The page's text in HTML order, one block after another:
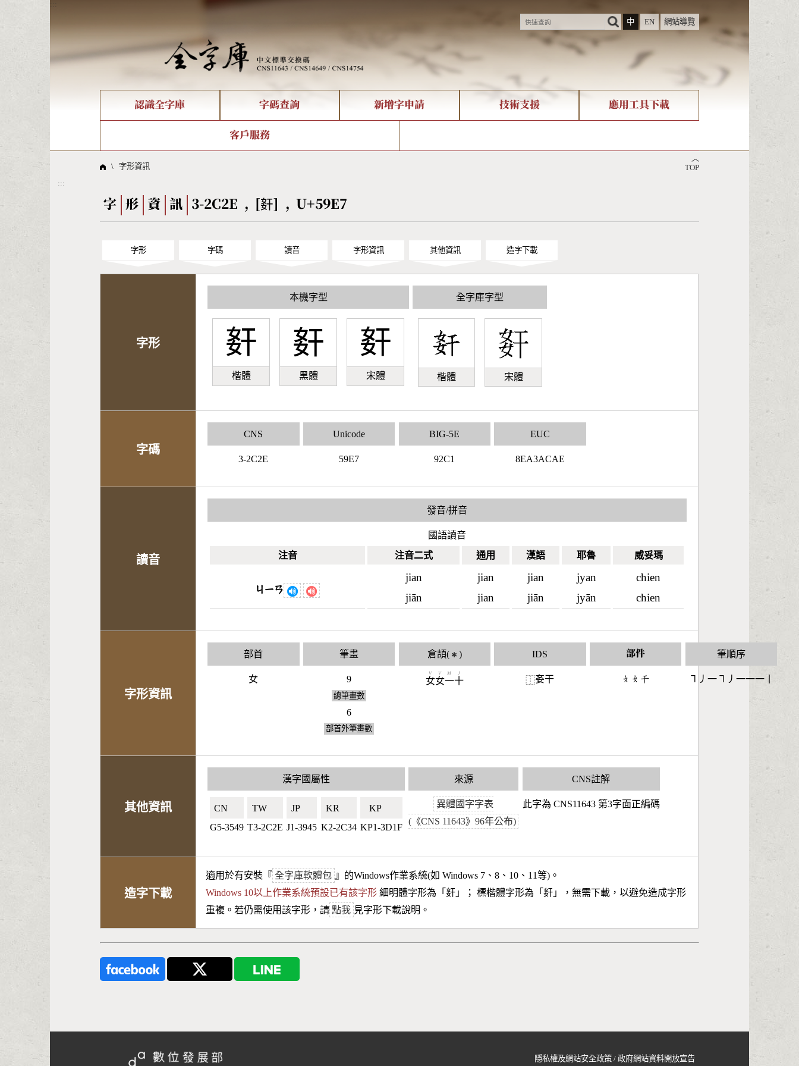
:::
中
EN 網站導覽
認識全字庫
全字庫現況
線上教學
字碼查詢
部件查詢
倉頡查詢
Big5查詢 拼音查詢
新增字申請 技術支援
造字解決方案
應用工具下載
字形下載
客戶服務
問題集
︿
TOP
\ 字形資訊
:::
字 形 資 訊 3-2C2E , [姧] , U+59E7
字形 字碼 讀音 字形資訊 其他資訊 造字下載
字形
本機字型
姧
楷體
姧
黑體
姧
宋體
全字庫字型
楷體 宋體
字碼
CNS
3-2C2E
Unicode
59E7
BIG-5E
92C1
EUC
8EA3ACAE
讀音
發音/拼音
國語讀音
注音
注音二式 通用 漢語 耶魯 威妥瑪
ㄐㄧㄢ
jian
jiān
jian
jian
jian
jiān
jyan
jyān
chien
chien
字形資訊
部首
女
筆畫
9
總筆畫數
6
部首外筆畫數
倉頡( ✱ )
女
V
女
V
一
M
十
J
IDS
⿰㚣干
部件
󶂛󶂛󶁞
筆順序
㇕丿一㇕丿一一一丨
其他資訊
漢字國屬性
CN🇨🇳
G5-3549
TW🇹🇼
T3-2C2E
JP🇯🇵
J1-3945
KR🇰🇷
K2-2C34
KP🇰🇵
KP1-3D1F
來源
異體國字字表
(《CNS 11643》96年公布)
CNS註解
此字為 CNS11643 第3字面正編碼
造字下載
適用於有安裝『 全字庫軟體包 』的Windows作業系統(如 Windows 7、8、10、11等)。
Windows 10以上作業系統預設已有該字形 細明體字形為「姧 」； 標楷體字形為「姧 」，無需下載，以避免造成字形
重複。若仍需使用該字形，請 點我 見字形下載說明。
隱私權及網站安全政策 /政府網站資料開放宣告